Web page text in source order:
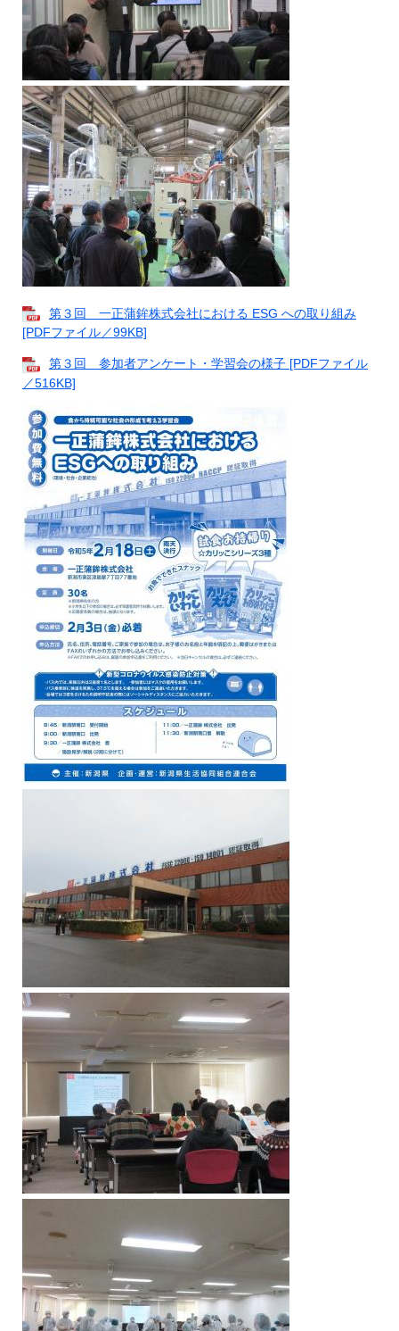
第３回 一正蒲鉾株式会社における ESG への取り組み
[PDFファイル／99KB]
第３回 参加者アンケート・学習会の様子 [PDFファイル
／516KB]